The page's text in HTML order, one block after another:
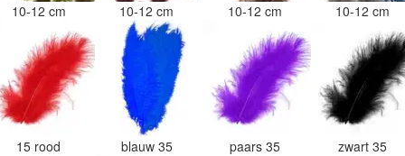
10-12 cm 10-12 cm 10-12 cm 10-12 cm
15 rood blauw 35 paars 35 zwart 35